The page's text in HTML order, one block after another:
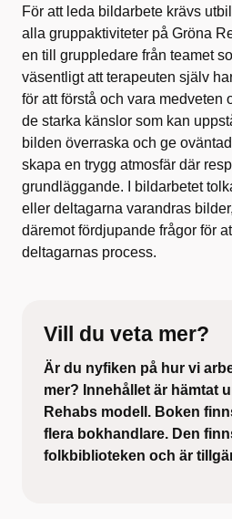
För att leda bildarbete krävs
alla gruppaktiviteter på Gröna
en till gruppledare från teamet
väsentligt att terapeuten själv
för att förstå och vara medveten
de starka känslor som kan
bilden överraska och ge
skapa en trygg atmosfär där
grundläggande. I bildarbetet
eller deltagarna varandras
däremot fördjupande frågor för
deltagarnas process.
Vill du veta mer?
Är du nyfiken på hur vi
mer? Innehållet är hämtat
Rehabs modell. Boken
flera bokhandlare. Den
folkbiblioteken och är